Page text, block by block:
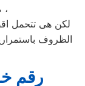
مبيعات التكييفات فى الفيوم ،
لكن هى تتحمل
الظروف
رقم